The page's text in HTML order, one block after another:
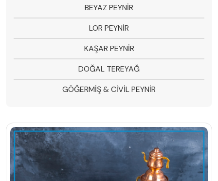
BEYAZ PEYNİR
LOR PEYNİR
KAŞAR PEYNİR
DOĞAL TEREYAĞ
GÖĞERMİŞ & CİVİL PEYNİR